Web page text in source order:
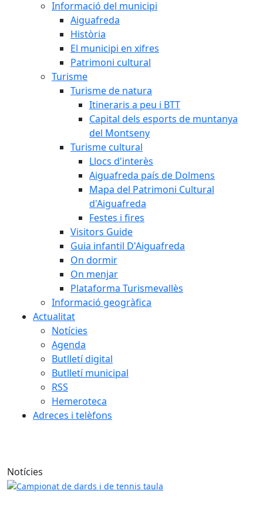
Informació del municipi
Aiguafreda
Història
El municipi en xifres
Patrimoni cultural
Turisme
Turisme de natura
Itineraris a peu i BTT
Capital dels esports de muntanya
del Montseny
Turisme cultural
Llocs d'interès
Aiguafreda país de Dolmens
Mapa del Patrimoni Cultural
d'Aiguafreda
Festes i fires
Visitors Guide
Guia infantil D'Aiguafreda
On dormir
On menjar
Plataforma Turismevallès
Informació geogràfica
Actualitat
Notícies
Agenda
Butlletí digital
Butlletí municipal
RSS
Hemeroteca
Adreces i telèfons
Notícies